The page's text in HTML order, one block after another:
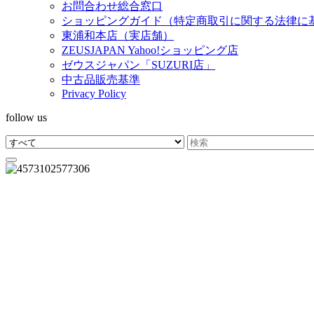
お問合わせ総合窓口
ショッピングガイド（特定商取引に関する法律に
東浦和本店（実店舗）
ZEUSJAPAN Yahoo!ショッピング店
ゼウスジャパン「SUZURI店」
中古品販売基準
Privacy Policy
follow us